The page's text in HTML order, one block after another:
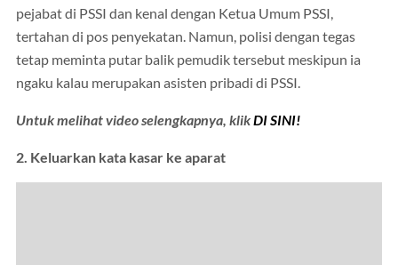
pejabat di PSSI dan kenal dengan Ketua Umum PSSI,
tertahan di pos penyekatan. Namun, polisi dengan tegas
tetap meminta putar balik pemudik tersebut meskipun ia
ngaku kalau merupakan asisten pribadi di PSSI.
Untuk melihat video selengkapnya, klikDI SINI!
2. Keluarkan kata kasar ke aparat